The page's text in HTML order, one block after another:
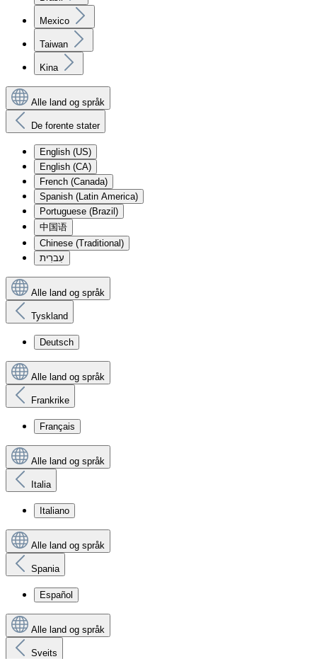
Mexico
Taiwan
Kina
Alle land og språk
De forente stater
English (US)
English (CA)
French (Canada)
Spanish (Latin America)
Portuguese (Brazil)
中国语
Chinese (Traditional)
עִברִית
Alle land og språk
Tyskland
Deutsch
Alle land og språk
Frankrike
Français
Alle land og språk
Italia
Italiano
Alle land og språk
Spania
Español
Alle land og språk
Sveits